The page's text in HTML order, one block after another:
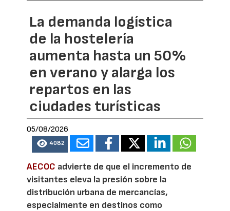
La demanda logística
de la hostelería
aumenta hasta un 50%
en verano y alarga los
repartos en las
ciudades turísticas
05/08/2026
4082
AECOC advierte de que el incremento de
visitantes eleva la presión sobre la
distribución urbana de mercancías,
especialmente en destinos como